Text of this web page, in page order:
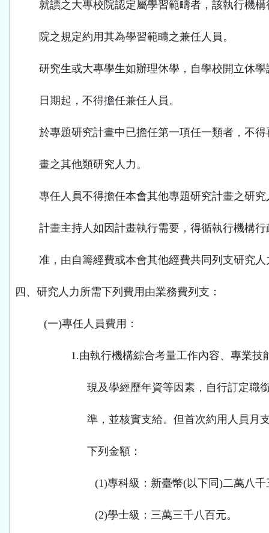
就讀之大專校院認定屬學習範疇者，該執行機
院之規定約用其為學習範疇之兼任人員。
研究生或大專學生如辦理休學，自學校開立休
日期起，不得擔任兼任人員。
於專題研究計畫中已擔任第一項任一類者，不
畫之其他類研究人力。
專任人員不得擔任本會其他專題研究計畫之研究
計畫主持人如因計畫執行需要，得循執行機構
准，由自籌經費或本會其他經費共同列支研究
四、研究人力所需下列費用由業務費列支：
(一)專任人員費用：
1.由執行機構綜合考量工作內容、專業技
現及學經歷年資等因素，自行訂定職
準，並核實支給。但首次約用人員月
下列金額：
(1)專科級：新臺幣(以下同 )二萬八千
(2)學士級：三萬三千八百元。